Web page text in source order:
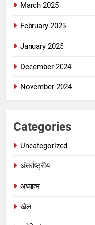
March 2025
February 2025
January 2025
December 2024
November 2024
Categories
Uncategorized
अंतर्राष्ट्रीय
अध्यात्म
खेल